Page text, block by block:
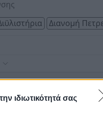
ιδιωτικότητά σας
Διανομή
Πετρελαίου